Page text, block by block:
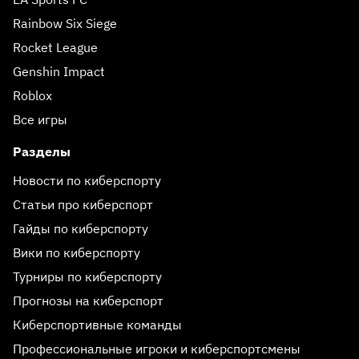
Rainbow Six Siege
Rocket League
Genshin Impact
Roblox
Все игры
Разделы
Новости по киберспорту
Статьи про киберспорт
Гайды по киберспорту
Вики по киберспорту
Турниры по киберспорту
Прогнозы на киберспорт
Киберспортивные команды
Профессиональные игроки и киберспортсмены